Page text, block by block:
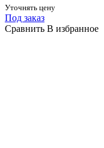
Уточнять цену
Под заказ
Сравнить В избранное